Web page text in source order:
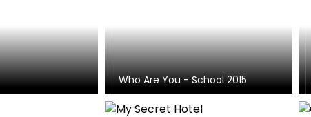
Who Are You - School 2015